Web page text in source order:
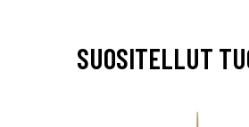
SUOSITELLUT